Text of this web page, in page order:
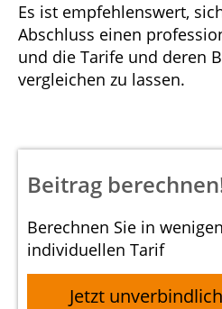
Es ist empfehlenswert,
Abschluss einen
und die Tarife und deren
vergleichen zu lassen.
Beitrag
Berechnen Sie in
individuellen Tarif
Jetzt